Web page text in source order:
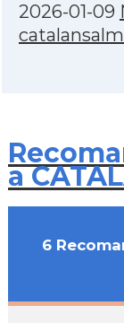
2026-01-09
a
6